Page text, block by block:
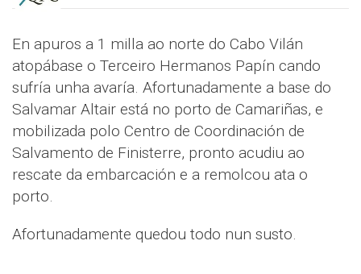
En apuros a 1 milla ao norte do Cabo Vilán
atopábase o Terceiro Hermanos Papín cando
sufría unha avaría. Afortunadamente a base do
Salvamar Altair está no porto de Camariñas, e
mobilizada polo Centro de Coordinación de
Salvamento de Finisterre, pronto acudiu ao
rescate da embarcación e a remolcou ata o
porto.
Afortunadamente quedou todo nun susto.